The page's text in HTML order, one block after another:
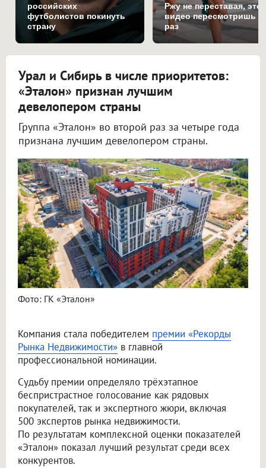
российских
футболистов покинуть
страну
Ржу не переставая, это
видео пересмотришь
раз
Урал и Сибирь в числе приоритетов:
«Эталон» признан лучшим
девелопером страны
Группа «Эталон» во второй раз за четыре года
признана лучшим девелопером страны.
Фото: ГК «Эталон»
Компания стала победителем премии «Рекорды
Рынка Недвижимости» в главной
профессиональной номинации.
Судьбу премии определяло трёхэтапное
беспристрастное голосование как рядовых
покупателей, так и экспертного жюри, включая
500 экспертов рынка недвижимости.
По результатам комплексной оценки показателей
«Эталон» показал лучший результат среди всех
конкурентов.